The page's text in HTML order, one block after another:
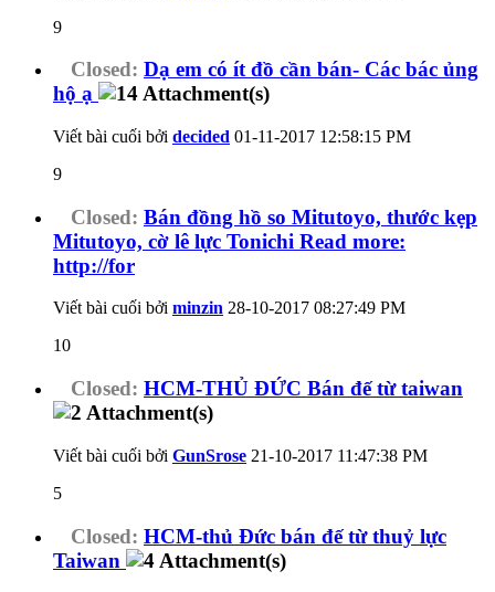
9
Closed: Dạ em có ít đồ cần bán- Các bác ủng
hộ ạ
Viết bài cuối bởi decided 01-11-2017 12:58:15 PM
9
Closed: Bán đồng hồ so Mitutoyo, thước kẹp
Mitutoyo, cờ lê lực Tonichi Read more:
http://for
Viết bài cuối bởi minzin 28-10-2017 08:27:49 PM
10
Closed: HCM-THỦ ĐỨC Bán đế từ taiwan
Viết bài cuối bởi GunSrose 21-10-2017 11:47:38 PM
5
Closed: HCM-thủ Đức bán đế từ thuỷ lực
Taiwan